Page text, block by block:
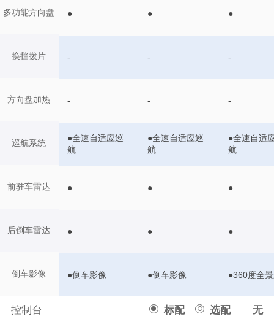
多功能方向盘
换挡拨片
方向盘加热
巡航系统
前驻车雷达
后倒车雷达
倒车影像
控制台 标配 选配 无
● ● ●
- - -
- - -
●全速自适应巡
航
●全速自适应巡
航
●全速自适
航
● ● ●
● ● ●
●倒车影像 ●倒车影像 ●360度全